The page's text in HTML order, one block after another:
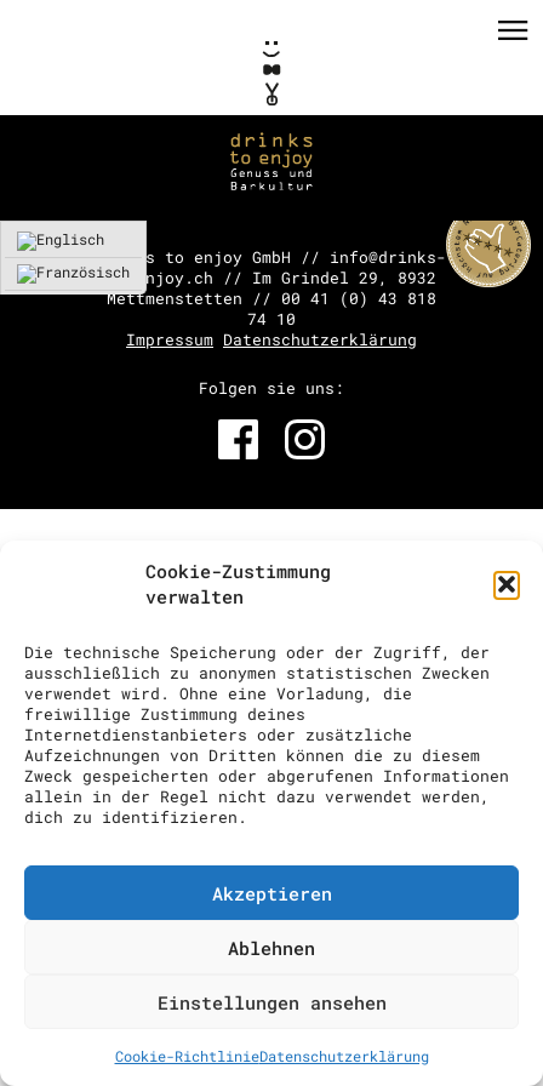
Cookie-Zustimmung
verwalten
Die technische Speicherung oder der Zugriff, der
ausschließlich zu anonymen statistischen Zwecken
verwendet wird. Ohne eine Vorladung, die
freiwillige Zustimmung deines
Internetdienstanbieters oder zusätzliche
Aufzeichnungen von Dritten können die zu diesem
Zweck gespeicherten oder abgerufenen Informationen
allein in der Regel nicht dazu verwendet werden,
dich zu identifizieren.
Akzeptieren
Ablehnen
Einstellungen ansehen
Cookie-RichtlinieDatenschutzerklärung
PRIVATE EVENTS
CORPORATE EVENTS
COCKTAIL SHOW
drinks to enjoy GmbH // info@drinks-
to-enjoy.ch // Im Grindel 29, 8932
Mettmenstetten // 00 41 (0) 43 818
74 10
Impressum Datenschutzerklärung
Folgen sie uns: